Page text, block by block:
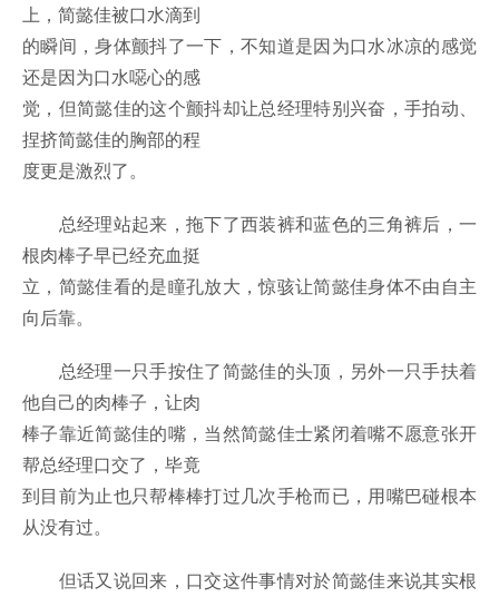
上，简懿佳被口水滴到
的瞬间，身体颤抖了一下，不知道是因为口水冰凉的感觉
还是因为口水噁心的感
觉，但简懿佳的这个颤抖却让总经理特别兴奋，手拍动、
捏挤简懿佳的胸部的程
度更是激烈了。
总经理站起来，拖下了西装裤和蓝色的三角裤后，一
根肉棒子早已经充血挺
立，简懿佳看的是瞳孔放大，惊骇让简懿佳身体不由自主
向后靠。
总经理一只手按住了简懿佳的头顶，另外一只手扶着
他自己的肉棒子，让肉
棒子靠近简懿佳的嘴，当然简懿佳士紧闭着嘴不愿意张开
帮总经理口交了，毕竟
到目前为止也只帮棒棒打过几次手枪而已，用嘴巴碰根本
从没有过。
但话又说回来，口交这件事情对於简懿佳来说其实根